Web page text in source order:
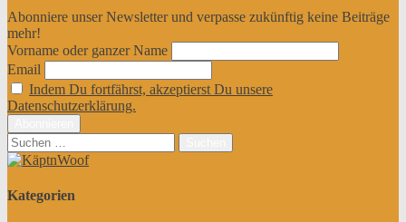
Abonniere unser Newsletter und verpasse zukünftig keine Beiträge
mehr!
Vorname oder ganzer Name
Email
Indem Du fortfährst, akzeptierst Du unsere
Datenschutzerklärung.
Suchen
nach:
Kategorien